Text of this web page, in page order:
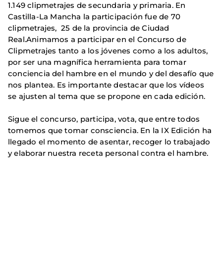
1.149 clipmetrajes de secundaria y primaria. En
Castilla-La Mancha la participación fue de 70
clipmetrajes, 25 de la provincia de Ciudad
Real.Animamos a participar en el Concurso de
Clipmetrajes tanto a los jóvenes como a los adultos,
por ser una magnífica herramienta para tomar
conciencia del hambre en el mundo y del desafío que
nos plantea. Es importante destacar que los vídeos
se ajusten al tema que se propone en cada edición.
Sigue el concurso, participa, vota, que entre todos
tomemos que tomar consciencia. En la IX Edición ha
llegado el momento de asentar, recoger lo trabajado
y elaborar nuestra receta personal contra el hambre.